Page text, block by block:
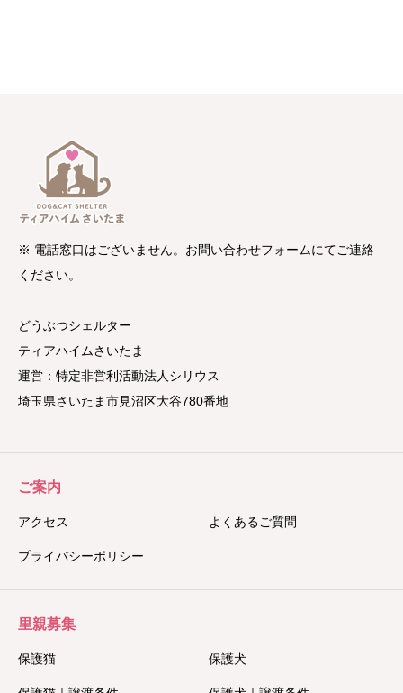
※ 電話窓口はございません。お問い合わせフォームにてご連絡
ください。
どうぶつシェルター
ティアハイムさいたま
運営：特定非営利活動法人シリウス
埼玉県さいたま市見沼区大谷780番地
ご案内
アクセス よくあるご質問
プライバシーポリシー
里親募集
保護猫 保護犬